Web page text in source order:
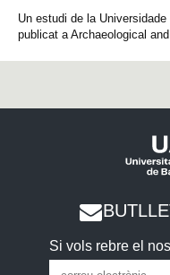
Un estudi de la Universidade
publicat a Archaeological and
Si vols rebre el